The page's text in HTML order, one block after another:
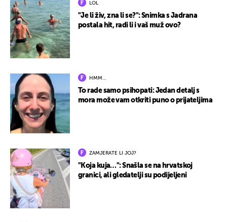
LOL
"Je li živ, zna li se?": Snimka s Jadrana
postala hit, radi li i vaš muž ovo?
HMM…
To rade samo psihopati: Jedan detalj s
mora može vam otkriti puno o prijateljima
ZAMJERATE LI JOJ?
"Koja kuja…": Snašla se na hrvatskoj
granici, ali gledatelji su podijeljeni